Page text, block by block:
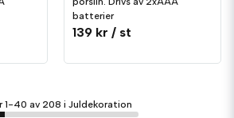
batterier
139 kr / st
1-40 av 208 i Juldekoration